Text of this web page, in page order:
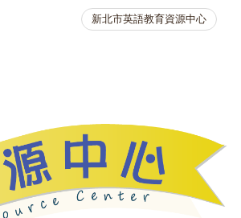
新北市英語教育資源中心